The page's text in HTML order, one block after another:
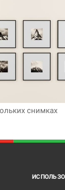
снимках